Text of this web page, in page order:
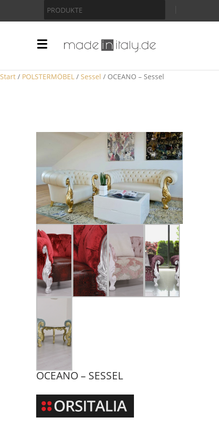
PRODUKTE
Start / POLSTERMÖBEL / Sessel / OCEANO – Sessel
OCEANO – SESSEL